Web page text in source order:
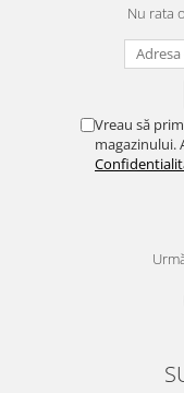
Nu rata
Vreau să
magazinului.